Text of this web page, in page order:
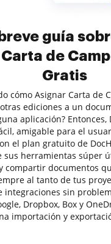
guía
de
Gratis
cómo Asignar Carta de
ediciones a un
aplicación? Entonces,
amigable para el
el plan gratuito de
sus herramientas súper
compartir documentos
al tanto de tus
integraciones sin
Dropbox, Box y
importación y